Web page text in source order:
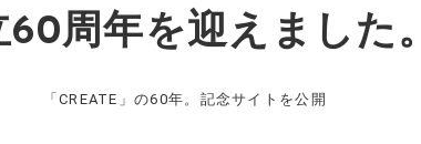
60周年を迎えました。
「CREATE」の60年。記念サイトを公開